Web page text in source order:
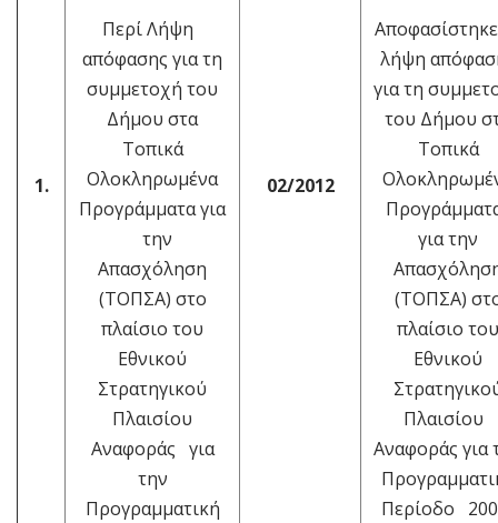
1.
Περί Λήψη
απόφασης για τη
συμμετοχή του
Δήμου στα
Τοπικά
Ολοκληρωμένα
Προγράμματα για
την
Απασχόληση
(ΤΟΠΣΑ) στο
πλαίσιο του
Εθνικού
Στρατηγικού
Πλαισίου
Αναφοράς για
την
Προγραμματική
02/2012
λήψη
για τη
του Δήμου
Τοπικά
για την
(ΤΟΠΣΑ)
πλαίσιο του
Εθνικού
Πλαισίου
Αναφοράς για
Περίοδο